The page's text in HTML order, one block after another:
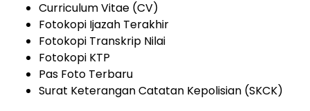
Curriculum Vitae (CV)
Fotokopi Ijazah Terakhir
Fotokopi Transkrip Nilai
Fotokopi KTP
Pas Foto Terbaru
Surat Keterangan Catatan Kepolisian (SKCK)